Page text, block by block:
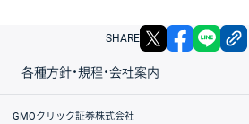
SHARE X
各種方針・規程・会社案内
取引規程・約款
サイトマップ
その他のご案内
個人情報保護方針
最良執行方針
サイトのご利用について
ディスクレイマー
信託保全
リスク説明
会社案内
GMOクリック証券株式会社